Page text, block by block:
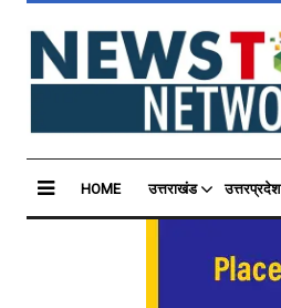
HOME उत्तराखंड उत्तरप्रदेश